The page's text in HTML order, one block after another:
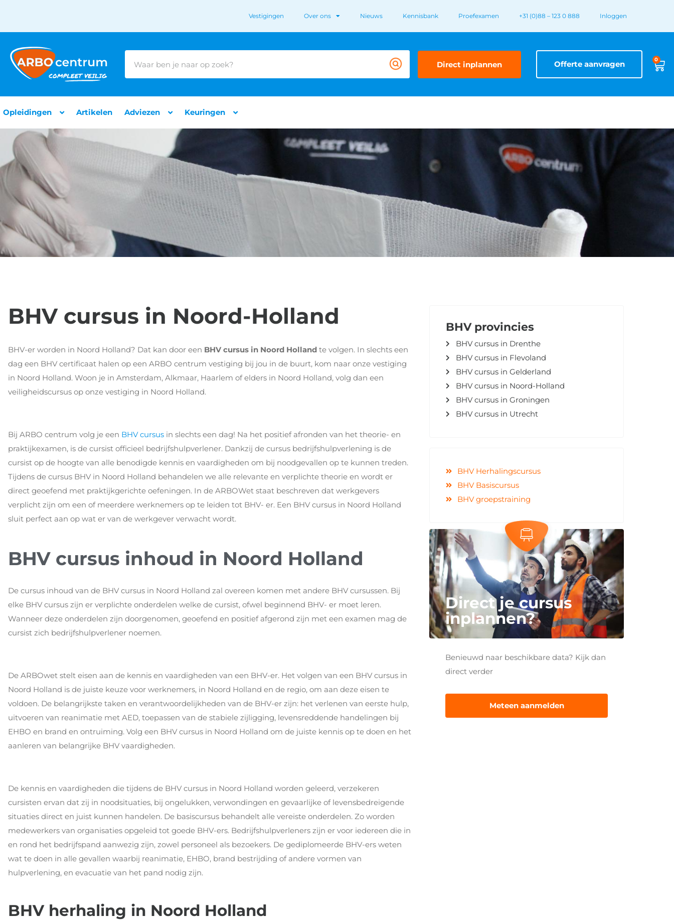
Vestigingen Over ons Nieuws Kennisbank Proefexamen +31 (0)88 – 123 0 888 Inloggen
Direct inplannen Offerte aanvragen 0
Opleidingen Artikelen Adviezen Keuringen
BHV cursus in Noord-Holland
BHV-er worden in Noord Holland? Dat kan door een BHV cursus in Noord Holland te volgen. In slechts een
dag een BHV certificaat halen op een ARBO centrum vestiging bij jou in de buurt, kom naar onze vestiging
in Noord Holland. Woon je in Amsterdam, Alkmaar, Haarlem of elders in Noord Holland, volg dan een
veiligheidscursus op onze vestiging in Noord Holland.
Bij ARBO centrum volg je een BHV cursus in slechts een dag! Na het positief afronden van het theorie- en
praktijkexamen, is de cursist officieel bedrijfshulpverlener. Dankzij de cursus bedrijfshulpverlening is de
cursist op de hoogte van alle benodigde kennis en vaardigheden om bij noodgevallen op te kunnen treden.
Tijdens de cursus BHV in Noord Holland behandelen we alle relevante en verplichte theorie en wordt er
direct geoefend met praktijkgerichte oefeningen. In de ARBOWet staat beschreven dat werkgevers
verplicht zijn om een of meerdere werknemers op te leiden tot BHV- er. Een BHV cursus in Noord Holland
sluit perfect aan op wat er van de werkgever verwacht wordt.
BHV cursus inhoud in Noord Holland
De cursus inhoud van de BHV cursus in Noord Holland zal overeen komen met andere BHV cursussen. Bij
elke BHV cursus zijn er verplichte onderdelen welke de cursist, ofwel beginnend BHV- er moet leren.
Wanneer deze onderdelen zijn doorgenomen, geoefend en positief afgerond zijn met een examen mag de
cursist zich bedrijfshulpverlener noemen.
De ARBOwet stelt eisen aan de kennis en vaardigheden van een BHV-er. Het volgen van een BHV cursus in
Noord Holland is de juiste keuze voor werknemers, in Noord Holland en de regio, om aan deze eisen te
voldoen. De belangrijkste taken en verantwoordelijkheden van de BHV-er zijn: het verlenen van eerste hulp,
uitvoeren van reanimatie met AED, toepassen van de stabiele zijligging, levensreddende handelingen bij
EHBO en brand en ontruiming. Volg een BHV cursus in Noord Holland om de juiste kennis op te doen en het
aanleren van belangrijke BHV vaardigheden.
De kennis en vaardigheden die tijdens de BHV cursus in Noord Holland worden geleerd, verzekeren
cursisten ervan dat zij in noodsituaties, bij ongelukken, verwondingen en gevaarlijke of levensbedreigende
situaties direct en juist kunnen handelen. De basiscursus behandelt alle vereiste onderdelen. Zo worden
medewerkers van organisaties opgeleid tot goede BHV-ers. Bedrijfshulpverleners zijn er voor iedereen die in
en rond het bedrijfspand aanwezig zijn, zowel personeel als bezoekers. De gediplomeerde BHV-ers weten
wat te doen in alle gevallen waarbij reanimatie, EHBO, brand bestrijding of andere vormen van
hulpverlening, en evacuatie van het pand nodig zijn.
BHV herhaling in Noord Holland
BHV provincies
BHV cursus in Drenthe
BHV cursus in Flevoland
BHV cursus in Gelderland
BHV cursus in Noord-Holland
BHV cursus in Groningen
BHV cursus in Utrecht
BHV Herhalingscursus
BHV Basiscursus
BHV groepstraining
Direct je cursus
inplannen?
Benieuwd naar beschikbare data? Kijk dan
direct verder
Meteen aanmelden